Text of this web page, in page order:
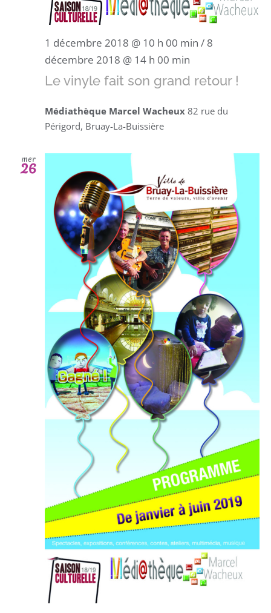
1 décembre 2018 @ 10 h 00 min / 8
décembre 2018 @ 14 h 00 min
Le vinyle fait son grand retour !
Médiathèque Marcel Wacheux 82 rue du
Périgord, Bruay-La-Buissière
mer
26